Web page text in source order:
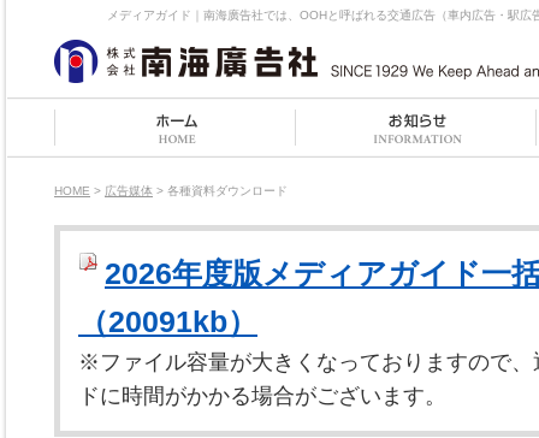
メディアガイド｜南海廣告社では、OOHと呼ばれる交通広告（車内広告・駅
HOME > 広告媒体 > 各種資料ダウンロード
2026年度版メディアガイド一
（20091kb）
※ファイル容量が大きくなっておりますので
ドに時間がかかる場合がございます。